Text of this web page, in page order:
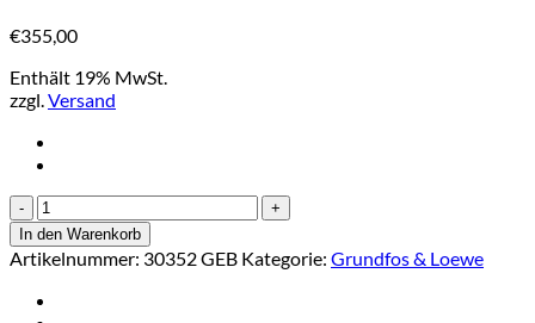
€355,00
Enthält 19% MwSt.
zzgl.Versand
Generalüberholtes
Zylinderteil
kompl.
für
Loewe
/
In den Warenkorb
Artikelnummer: 30352 GEB Kategorie: Grundfos & Loewe